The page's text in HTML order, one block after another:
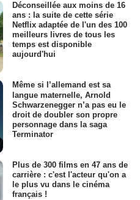
Déconseillée aux moins de 16
ans : la suite de cette série
Netflix adaptée de l'un des 100
meilleurs livres de tous les
temps est disponible
aujourd'hui
Même si l’allemand est sa
langue maternelle, Arnold
Schwarzenegger n’a pas eu le
droit de doubler son propre
personnage dans la saga
Terminator
Plus de 300 films en 47 ans de
carrière : c'est l'acteur qu'on a
le plus vu dans le cinéma
français !